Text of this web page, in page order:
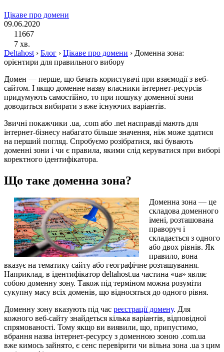
Цікаве про домени
09.06.2020
11667
7 хв.
Deltahost› Блог › Цікаве про домени › Доменна зона:
орієнтири для правильного вибору
Домен — перше, що бачать користувачі при взаємодії з веб-
сайтом. І якщо доменне назву власники інтернет-ресурсів
придумують самостійно, то при пошуку доменної зони
доводиться вибирати з вже існуючих варіантів.
Звичні покажчики .ua, .com або .net насправді мають для
інтернет-бізнесу набагато більше значення, ніж може здатися
на перший погляд. Спробуємо розібратися, які бувають
доменні зони і чи є правила, якими слід керуватися при виборі
коректного ідентифікатора.
Що таке доменна зона?
Доменна зона — це
складова доменного
імені, розташована
праворуч і
складається з одного
або двох рівнів. Як
правило, вона
вказує на тематику сайту або географічне розташування.
Наприклад, в ідентифікатор deltahost.ua частина «ua» являє
собою доменну зону. Також під терміном можна розуміти
сукупну масу всіх доменів, що відносяться до одного рівня.
Доменну зону вказують під час реєстрації домену. Для
кожного веб-сайту знайдеться кілька варіантів, відповідної
спрямованості. Тому якщо ви виявили, що, припустимо,
вбрання назва інтернет-ресурсу з доменною зоною .com.ua
вже кимось зайнято, є сенс перевірити чи вільна зона .ua з цим